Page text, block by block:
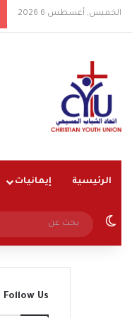
الخميس, أغسطس 6 2026
الرئيسية إيمانيات
الوضع المظلم
Follow Us